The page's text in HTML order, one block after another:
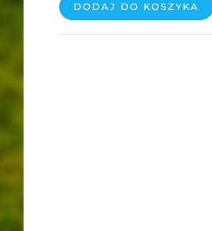
DODAJ DO KOSZYKA